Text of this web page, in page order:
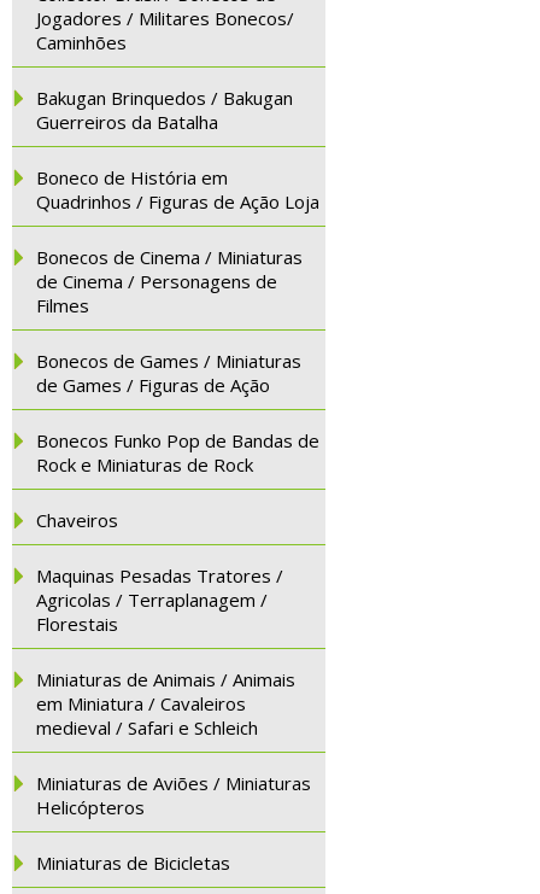
Jogadores / Militares Bonecos/
Caminhões
Bakugan Brinquedos / Bakugan
Guerreiros da Batalha
Boneco de História em
Quadrinhos / Figuras de Ação Loja
Bonecos de Cinema / Miniaturas
de Cinema / Personagens de
Filmes
Bonecos de Games / Miniaturas
de Games / Figuras de Ação
Bonecos Funko Pop de Bandas de
Rock e Miniaturas de Rock
Chaveiros
Maquinas Pesadas Tratores /
Agricolas / Terraplanagem /
Florestais
Miniaturas de Animais / Animais
em Miniatura / Cavaleiros
medieval / Safari e Schleich
Miniaturas de Aviões / Miniaturas
Helicópteros
Miniaturas de Bicicletas